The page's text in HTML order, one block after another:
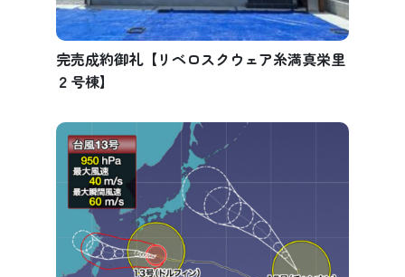
完売成約御礼【リベロスクウェア糸満真栄里
２号棟】